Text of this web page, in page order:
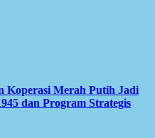
Koperasi Merah Putih Jadi
dan Program Strategis